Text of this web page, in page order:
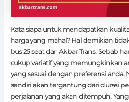
Kata siapa untuk mendapatkan
harga yang mahal? Hal demikian
bus 25 seat dari Akbar Trans. Sebab
cukup variatif yang memungkinkan
yang sesuai dengan preferensi anda.
sendiri akan tergantung dari durasi
perjalanan yang akan ditempuh.